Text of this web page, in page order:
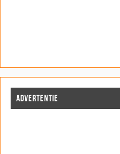
ADVERTENTIE